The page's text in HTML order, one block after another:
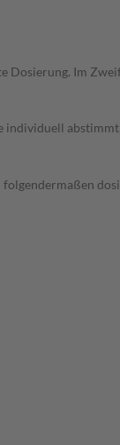
Im
folgendermaßen